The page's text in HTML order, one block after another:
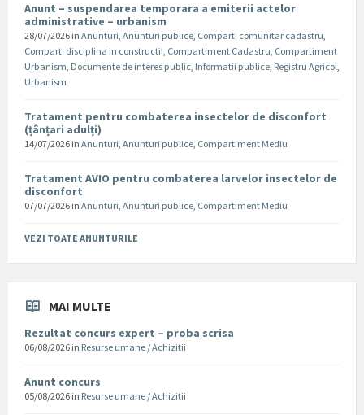
Anunt – suspendarea temporara a emiterii actelor
administrative – urbanism
28/07/2026 in Anunturi, Anunturi publice, Compart. comunitar cadastru,
Compart. disciplina in constructii, Compartiment Cadastru, Compartiment
Urbanism, Documente de interes public, Informatii publice, Registru Agricol,
Urbanism
Tratament pentru combaterea insectelor de disconfort
(țânțari adulți)
14/07/2026 in Anunturi, Anunturi publice, Compartiment Mediu
Tratament AVIO pentru combaterea larvelor insectelor de
disconfort
07/07/2026 in Anunturi, Anunturi publice, Compartiment Mediu
VEZI TOATE ANUNTURILE
MAI MULTE
Rezultat concurs expert – proba scrisa
06/08/2026 in Resurse umane / Achizitii
Anunt concurs
05/08/2026 in Resurse umane / Achizitii